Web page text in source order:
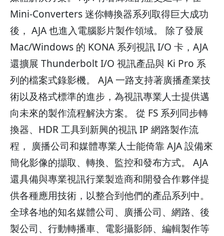
Mini-Converters 迷你轉換器系列取得巨大成功
後， AJA 也進入電腦影片製作領域。 除了發展
Mac/Windows 的 KONA 系列視訊 I/O 卡，AJA
還擴展 Thunderbolt I/O 視訊產品與 Ki Pro 系
列的檔案式錄影機。 AJA 一路支持著廣播產業技
術以及格式標準的進步，為視訊專業人士提供邁
向未來的製作流程解決方案。 從 FS 系列同步轉
換器、HDR 工具到新興的視訊 IP 網路製作流
程， 廣播公司和媒體專業人士能倚靠 AJA 設備來
簡化影像的擷取、轉換、監控和發布方式。 AJA
還具備與專業視訊行業製造商和開發合作夥伴提
供各種應用技術，以整合到他們的產品系列中。
全球各地的知名媒體公司、廣播公司、網路、後
製公司、行動轉播車、電影攝影師、編輯製作等